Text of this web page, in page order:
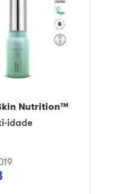
Nutrition™
idade